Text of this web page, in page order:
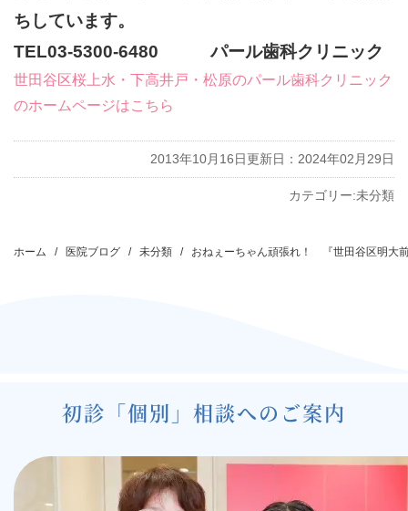
ちしています。
TEL03-5300-6480 パール歯科クリニック
世田谷区桜上水・下高井戸・松原のパール歯科クリニック
のホームページはこちら
2013年10月16日更新日：2024年02月29日
カテゴリー:未分類
稿
ホーム 医院ブログ 未分類 おねぇーちゃん頑張れ！ 『世田谷区明大
初診「個別」相談へのご案内